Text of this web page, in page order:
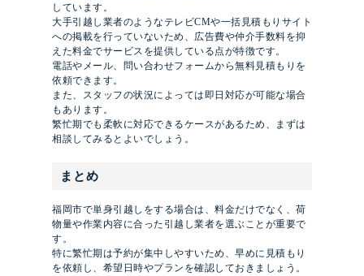
しています。
大手引越し業者のようなテレビCMや一括見積もりサイト
への掲載を行っていないため、広告費や仲介手数料を抑
えた料金でサービスを提供している点が特徴です。
電話やメール、問い合わせフォームから無料見積もりを
依頼できます。
また、スタッフの状況によっては即日対応が可能な場合
もあります。
繁忙期でも柔軟に対応できるケースがあるため、まずは
相談してみるとよいでしょう。
まとめ
福岡市で単身引越しをする場合は、料金だけでなく、荷
物量や作業内容に合った引越し業者を選ぶことが重要で
す。
特に繁忙期は予約が集中しやすいため、早めに見積もり
を依頼し、希望日時やプランを確認しておきましょう。